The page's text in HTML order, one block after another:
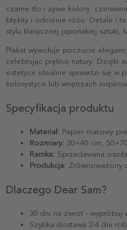
czarne tło i żywe kolory:
błękity i odcienie różu. Detale i
stylu klasycznej japońskiej sztuki,
Plakat wywołuje poczucie
celebrując piękno natury. Dzięki
estetyce idealnie sprawdzi się w
kolorystyce lub wnętrzach
Specyfikacja produktu
Materiał: Papier matowy
Rozmiary: 30×40 cm,
Ramka: Sprzedawana
Produkcja: Zrównoważony
Dlaczego Dear Sam?
30 dni na zwrot - wypróbuj
Szybka dostawa 2-4 dni